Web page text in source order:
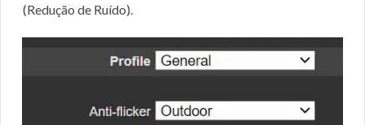
(Redução de Ruído).